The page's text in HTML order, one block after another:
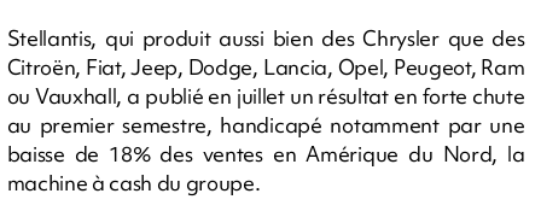
Stellantis, qui produit aussi bien des Chrysler que des
Citroën, Fiat, Jeep, Dodge, Lancia, Opel, Peugeot, Ram
ou Vauxhall, a publié en juillet un résultat en forte chute
au premier semestre, handicapé notamment par une
baisse de 18% des ventes en Amérique du Nord, la
machine à cash du groupe.